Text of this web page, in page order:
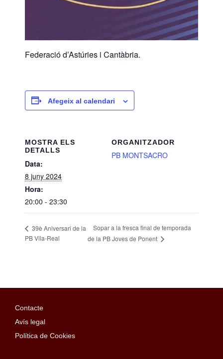
Federació d’Astúries i Cantàbria.
Afegeix al calendari
MOSTRA ELS
DETALLS
Data:
8 juny 2024
Hora:
20:00 - 23:30
ORGANITZADOR
PB MONTSACRO
39è Aniversari de la
PB Vila-Real
Sopar a la fresca final de temporada
de la PB Joves de Ponent
Contacte
Avís legal
Política de Cookies